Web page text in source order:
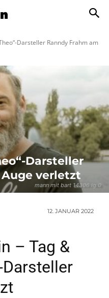
Darsteller Ranndy Frahm am
mann mit bart 14306 lg 0
Darsteller
verletzt
12. JANUAR 2022
– Tag &
Darsteller